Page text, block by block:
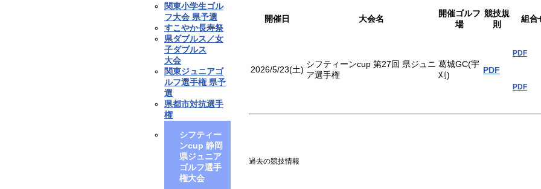
関東小学生ゴル
フ大会 県予選
すこやか長寿祭
県ダブルス／女
子ダブルス
大会
関東ジュニアゴ
ルフ選手権 県予
選
県都市対抗選手
権
シフティー
ンcup 静岡
県ジュニア
ゴルフ選手
権大会
開催日 大会名
開催ゴルフ
場
競技規
則
組合
2026/5/23(土)
シフティーンcup 第27回 県ジュニ
ア選手権
葛城GC(宇
刈)
PDF
PDF
PDF
過去の競技情報